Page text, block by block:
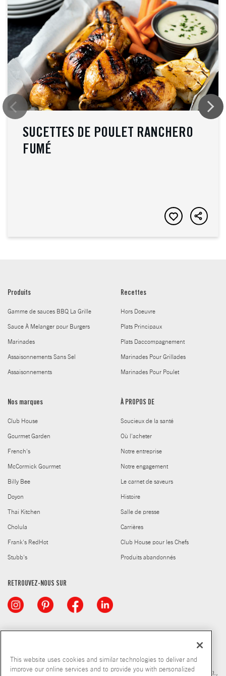
SUCETTES DE POULET RANCHERO
FUMÉ
Produits
Gamme de sauces BBQ La Grille
Sauce À Melanger pour Burgers
Marinades
Assaisonnements Sans Sel
Assaisonnements
Recettes
Hors Doeuvre
Plats Principaux
Plats Daccompagnement
Marinades Pour Grillades
Marinades Pour Poulet
Nos marques
Club House
Gourmet Garden
French's
McCormick Gourmet
Billy Bee
Doyon
Thai Kitchen
Cholula
Frank's RedHot
Stubb's
À PROPOS DE
Soucieux de la santé
Où l'acheter
Notre entreprise
Notre engagement
Le carnet de saveurs
Histoire
Salle de presse
Carrières
Club House pour les Chefs
Produits abandonnés
RETROUVEZ-NOUS SUR
© McCormick & Company, Inc. 2026
*Source : Nielsen MarketTrack, marché québécois des épic., pharm.,
This website uses cookies and similar technologies to deliver and
improve our online services and to provide you with personalized